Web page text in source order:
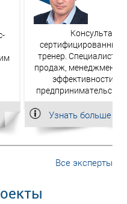
Консультант,
сертифицированный
тренер. Специалист в
продаж, менеджмента
эффективности.
Узнать больше
Все эксперты